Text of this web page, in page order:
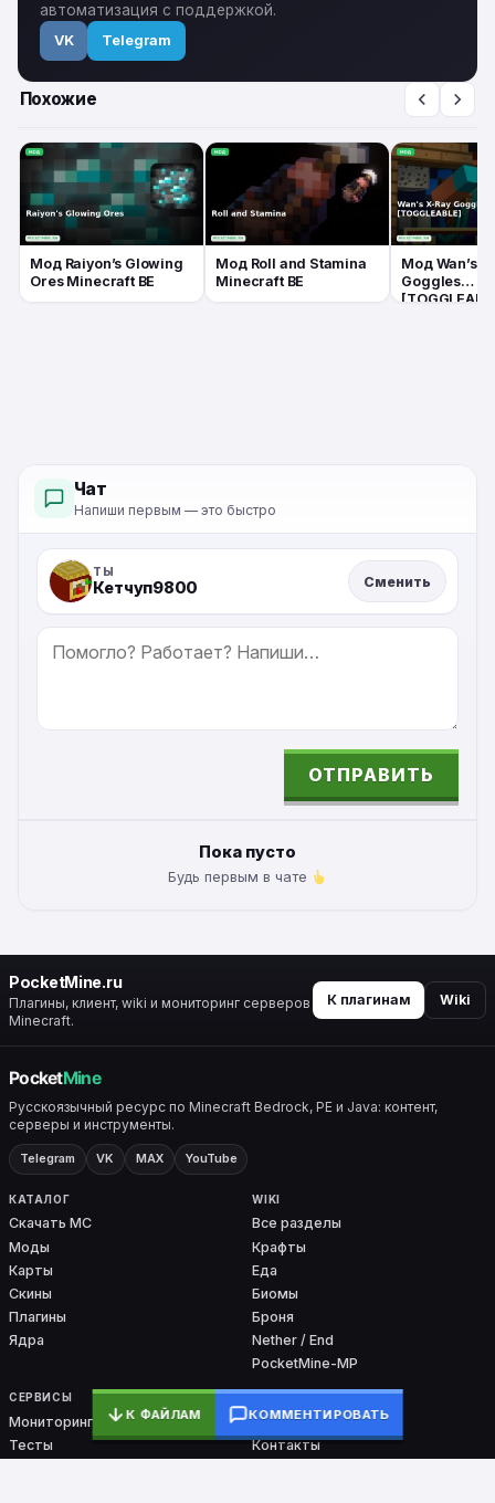
автоматизация с поддержкой.
VK Telegram
Похожие
Мод Raiyon’s Glowing
Ores Minecraft BE
Мод Roll and Stamina
Minecraft BE
Мод Wan’s
Goggles
Чат
Напиши первым — это быстро
ТЫ
Кетчуп9800 Сменить
СООБЩЕНИЕ
ОТПРАВИТЬ
Пока пусто
Будь первым в чате
PocketMine.ru
Плагины, клиент, wiki и мониторинг серверов
Minecraft.
К плагинам Wiki
Русскоязычный ресурс по Minecraft Bedrock, PE и Java: контент,
серверы и инструменты.
Telegram VK MAX YouTube
КАТАЛОГ
Скачать MC
Моды
Карты
Скины
Плагины
Ядра
WIKI
Все разделы
Крафты
Еда
Биомы
Броня
Nether / End
PocketMine-MP
СЕРВИСЫ
Мониторинг
Тесты
ПРОЕКТ
О проекте
Контакты
К ФАЙЛАМ КОММЕНТИРОВАТЬ